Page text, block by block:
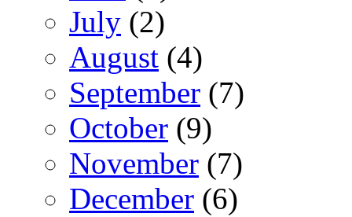
July (2)
August (4)
September (7)
October (9)
November (7)
December (6)